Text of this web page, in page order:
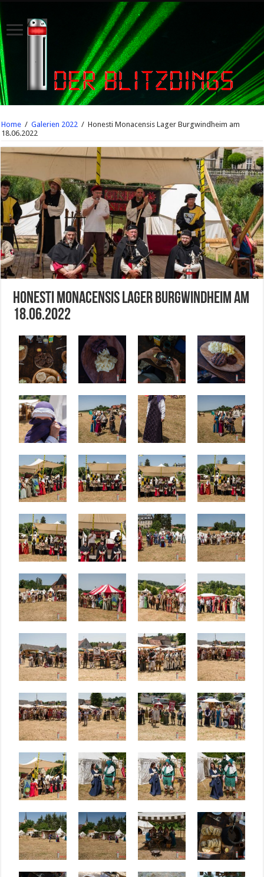
Home / Galerien 2022 / Honesti Monacensis Lager Burgwindheim am
18.06.2022
Honesti Monacensis Lager Burgwindheim am
18.06.2022